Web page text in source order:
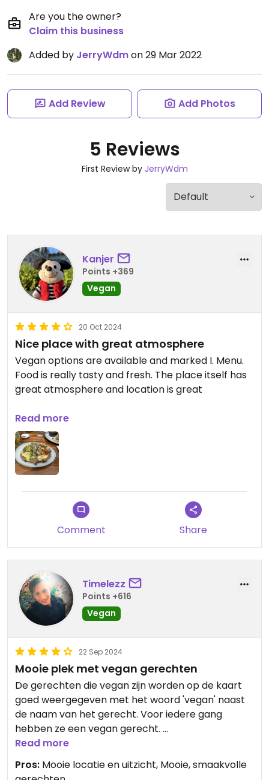
Are you the owner?
Claim this business
Added by JerryWdmon 29 Mar 2022
Add Review Add Photos
5 Reviews
First Review by JerryWdm
Kanjer
Points +369
Vegan
20 Oct 2024
Nice place with great atmosphere
Vegan options are available and marked I. Menu.
Food is really tasty and fresh. The place itself has
great atmosphere and location is great
Updated from previous review on 2024-10-20
Read more
Comment Share
Timelezz
Points +616
Vegan
22 Sep 2024
Mooie plek met vegan gerechten
De gerechten die vegan zijn worden op de kaart
goed weergegeven met het woord 'vegan' naast
de naam van het gerecht. Voor iedere gang
hebben ze een vegan gerecht.
Het was op het moment dat wij kwamen (17:00)
erg druk en liep er even te weinig personeel.
Read more
Pros: Mooie locatie en uitzicht, Mooie, smaakvolle